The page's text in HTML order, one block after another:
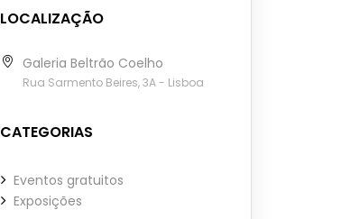
LOCALIZAÇÃO
Galeria Beltrão Coelho
Rua Sarmento Beires, 3A - Lisboa
CATEGORIAS
Eventos gratuitos
Exposições